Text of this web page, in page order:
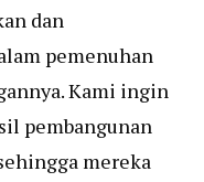
dan
pemenuhan
Kami ingin
pembangunan
mereka